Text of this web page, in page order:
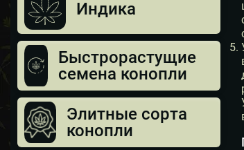
Индика
Быстрорастущие
семена конопли
Элитные сорта
конопли